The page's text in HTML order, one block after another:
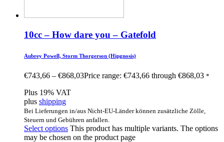
10cc – How dare you – Gatefold
Aubrey Powell, Storm Thorgerson (Hipgnosis)
€743,66 – €868,03Price range: €743,66 through €868,03 *
Plus 19% VAT
plus shipping
Bei Lieferungen in/aus Nicht-EU-Länder können zusätzliche Zölle,
Steuern und Gebühren anfallen.
Select options This product has multiple variants. The options
may be chosen on the product page